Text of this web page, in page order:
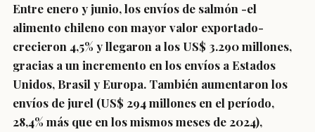
Entre enero y junio, los envíos de salmón -el
alimento chileno con mayor valor exportado-
crecieron 4,5% y llegaron a los US$ 3.290 millones,
gracias a un incremento en los envíos a Estados
Unidos, Brasil y Europa. También aumentaron los
envíos de jurel (US$ 294 millones en el período,
28,4% más que en los mismos meses de 2024),